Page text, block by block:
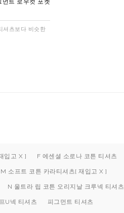
먼트 로우컷 포켓
셔츠보다 비슷한
입고 X ] F 에센셜 소로나 코튼 티셔츠
M 소프트 코튼 카라티셔츠[ 재입고 X ]
N 울트라 립 코튼 오리지날 크루넥 티셔츠
U넥 티셔츠 피그먼트 티셔츠